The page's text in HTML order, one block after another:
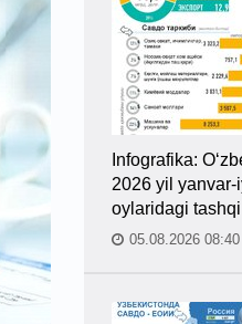
Infografika:
2026 yil yanvar-
oylaridagi
05.08.2026 08:40